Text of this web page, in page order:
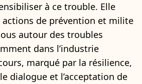
à ce trouble. Elle
actions de prévention et milite
autour des troubles
dans l’industrie
marqué par la résilience,
dialogue et l’acceptation de